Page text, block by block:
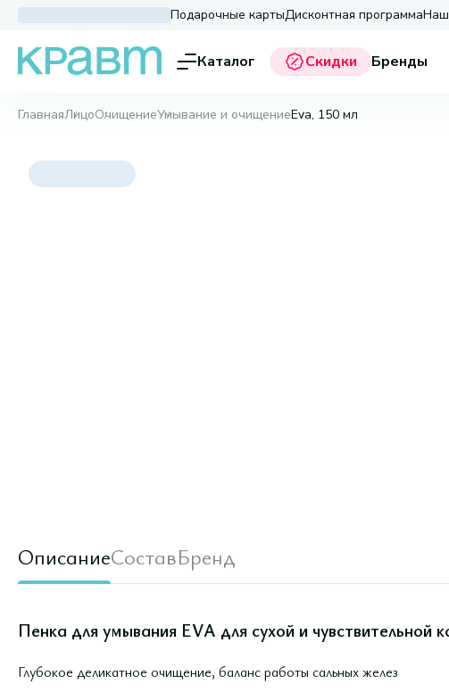
Подарочные картыДисконтная программа
Каталог Скидки Бренды
ГлавнаяЛицоОчищениеУмывание и очищениеEva, 150 мл
ОписаниеСоставБренд
Пенка для умывания EVA для сухой и чувствительной
Глубокое деликатное очищение, баланс работы сальных желез